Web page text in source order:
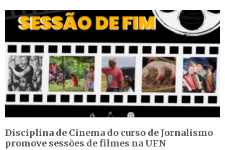
Disciplina de Cinema do curso de Jornalismo
promove sessões de filmes na UFN